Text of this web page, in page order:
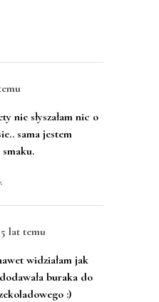
nie słyszałam nic o
sama jestem
lat temu
widziałam jak
buraka do
:)